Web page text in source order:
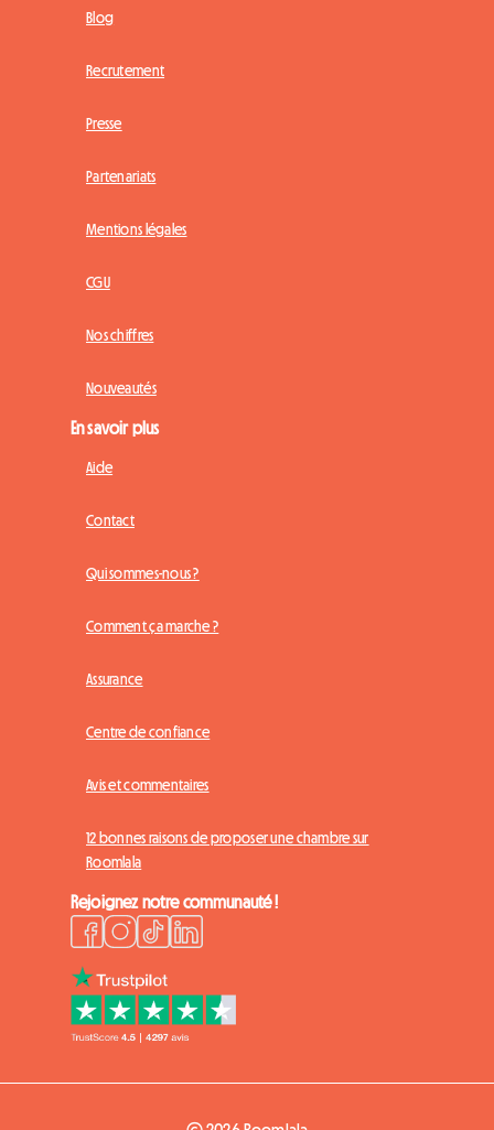
Blog
Recrutement
Presse
Partenariats
Mentions légales
CGU
Nos chiffres
Nouveautés
En savoir plus
Aide
Contact
Qui sommes-nous ?
Comment ça marche ?
Assurance
Centre de confiance
Avis et commentaires
12 bonnes raisons de proposer une chambre sur
Roomlala
Rejoignez notre communauté !